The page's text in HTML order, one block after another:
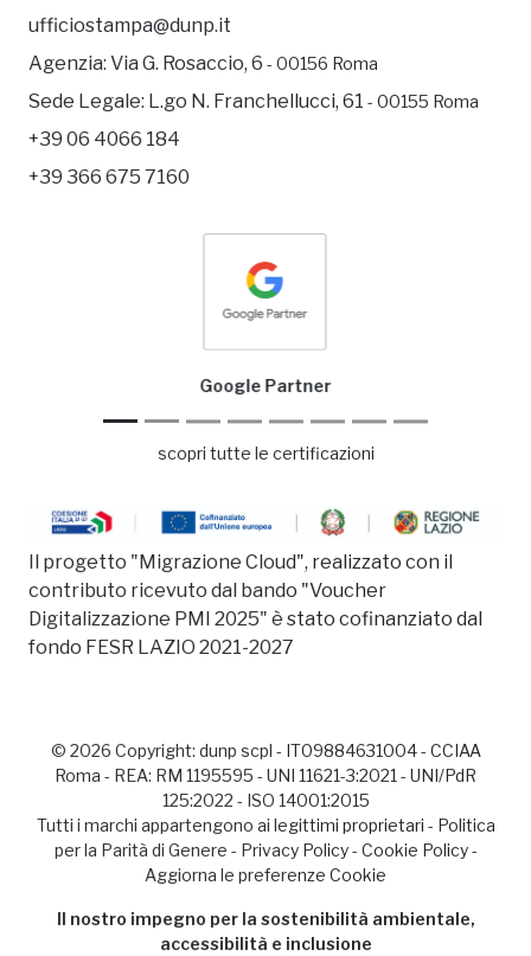
ufficiostampa@dunp.it
Agenzia:Via G. Rosaccio, 6- 00156 Roma
Sede Legale: L.go N. Franchellucci, 61 - 00155 Roma
+39 06 4066 184
+39 366 675 7160
Google Cloud Partner
scopri tutte le certificazioni
Il progetto "Migrazione Cloud", realizzato con il
contributo ricevuto dal bando "Voucher
Digitalizzazione PMI 2025" è stato cofinanziato dal
fondo FESR LAZIO 2021-2027
© 2026 Copyright: dunp scpl - IT09884631004 - CCIAA
Roma - REA: RM 1195595 - UNI 11621-3:2021 - UNI/PdR
125:2022 - ISO 14001:2015
Tutti i marchi appartengono ai legittimi proprietari - Politica
per la Parità di Genere - Privacy Policy- Cookie Policy-
Aggiorna le preferenze Cookie
Il nostro impegno per la sostenibilità ambientale,
accessibilità e inclusione